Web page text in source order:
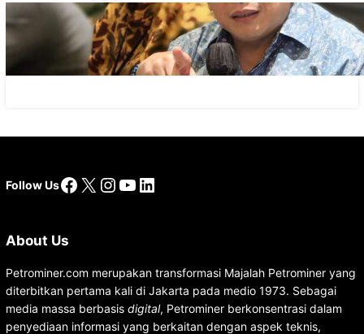
IESR: Kepemimpinan Terpadu jadi Kunci
Percepatan PLTS 100 GW
Follow UsFacebook
X Instagram
YouTube
LinkedIn
About Us
Petrominer.com merupakan transformasi Majalah Petrominer yang
diterbitkan pertama kali di Jakarta pada medio 1973. Sebagai
media massa berbasis digital, Petrominer berkonsentrasi dalam
penyediaan informasi yang berkaitan dengan aspek teknis,